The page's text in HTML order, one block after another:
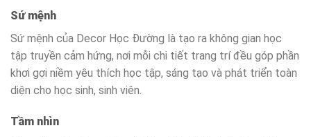
Sứ mệnh
Sứ mệnh của Decor Học Đường là tạo ra không gian học
tập truyền cảm hứng, nơi mỗi chi tiết trang trí đều góp phần
khơi gợi niềm yêu thích học tập, sáng tạo và phát triển toàn
diện cho học sinh, sinh viên.
Tầm nhìn